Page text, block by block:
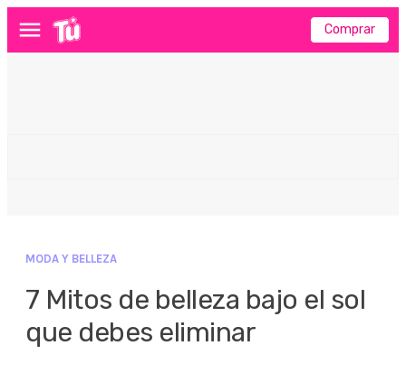
Menú Comprar
MODA Y BELLEZA
7 Mitos de belleza bajo el sol
que debes eliminar